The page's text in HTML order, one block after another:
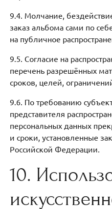
9.4. Молчание,
заказ альбома сами по
на публичное
9.5. Согласие на
перечень разрешённых
сроков, целей,
9.6. По требованию
представителя
персональных данных
и сроки, установленные
Российской Федерации.
10.